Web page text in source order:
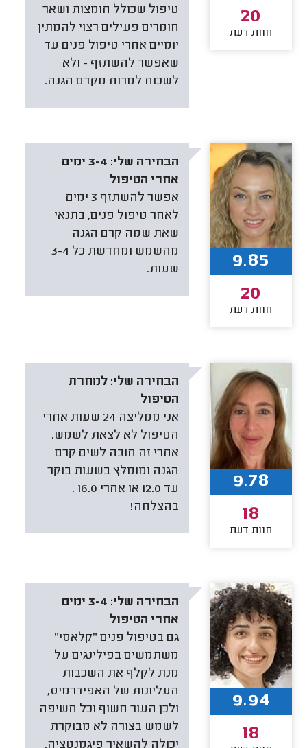
טיפול שכולל חומצות ושאר
חומרים פעילים רצוי להמתין
יומיים אחרי טיפול פנים עד
שאפשר להשתזף - ולא
לשכוח למרוח מקדם הגנה.
20
חוות דעת
הבחירה שלי:
3-4 ימים
אחרי הטיפול
אפשר להשתזף 3 ימים
לאחר טיפול פנים, בתנאי
שאת שמה קרם הגנה
מהשמש ומחדשת כל 3-4
שעות.
9.85
20
חוות דעת
הבחירה שלי: למחרת
הטיפול
אני ממליצה 24 שעות אחרי
הטיפול לא לצאת לשמש.
אחרי זה חובה לשים קרם
הגנה ומומלץ בשעות בוקר
עד 12.0 או אחרי 16.0 .
בהצלחה!
9.78
18
חוות דעת
הבחירה שלי:
3-4 ימים
אחרי הטיפול
גם בטיפול פנים "קלאסי"
משתמשים בפילינגים על
מנת לקלף את השכבות
העליונות של האפידרמיס,
ולכן העור חשוף וכל חשיפה
לשמש בצורה לא מבוקרת
יכולה להשאיר פיגמנטציה.
9.94
18